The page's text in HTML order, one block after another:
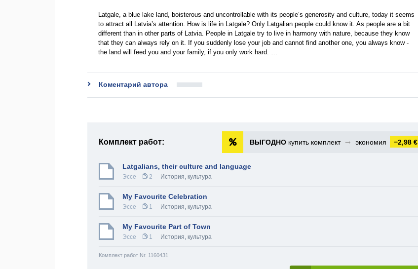
Latgale, a blue lake land, boisterous and uncontrollable with its people’s generosity and culture, today it seems
to attract all Latvia’s attention. How is life in Latgale? Only Latgalian people could know it. As people are a bit
different than in other parts of Latvia. People in Latgale try to live in harmony with nature, because they know
that they can always rely on it. If you suddenly lose your job and cannot find another one, you always know -
the land will feed you and your family, if you only work hard. …
Коментарий автора
Комплект работ: ВЫГОДНО купить комплект ➞ экономия −2,98 €
Latgalians, their culture and language
Эссе 2 История, культура
My Favourite Celebration
Эссе 1 История, культура
My Favourite Part of Town
Эссе 1 История, культура
Комплект работ Nr. 1160431